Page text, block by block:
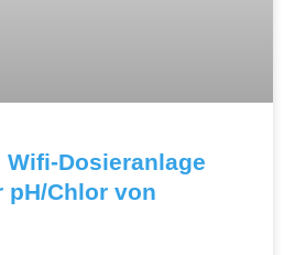
Dosieranlage
pH/Chlor von